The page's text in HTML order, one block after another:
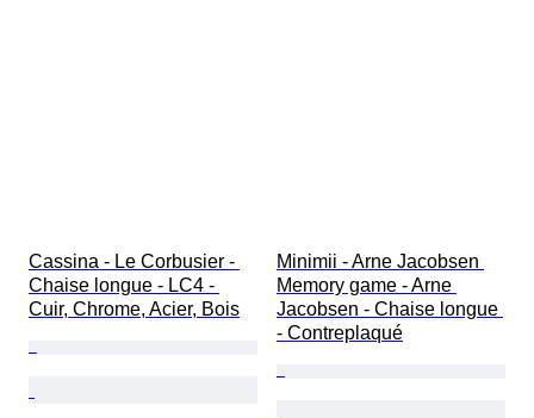
Cassina - Le Corbusier -
Chaise longue - LC4 -
Cuir, Chrome, Acier, Bois
Minimii - Arne Jacobsen
Memory game - Arne
Jacobsen - Chaise longue
- Contreplaqué